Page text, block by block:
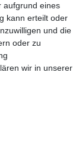
aufgrund eines
kann erteilt oder
und die
oder zu
wir in unserer